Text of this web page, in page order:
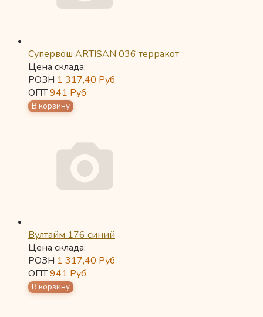
Супервош ARTISAN 036 терракот
Цена склада:
РОЗН 1 317,40 Руб
ОПТ941 Руб
Вултайм 176 синий
Цена склада:
РОЗН 1 317,40 Руб
ОПТ941 Руб